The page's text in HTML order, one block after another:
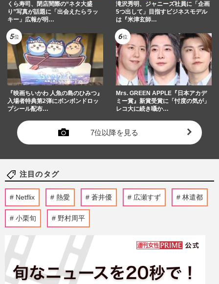
くら寿司、閉店間際の“ネタ大盛
り”写真が話題に「出会えたらラッ
キー」広報が明…
滝沢秀明、ジャニーズ社員に「企画
5つ出して」目指すビジネスモデル
は『米津玄師…
『映画ちいかわ 人魚の島のひみつ』
入場者特典第2弾にボンボンドロッ
プシール配布…
Mrs. GREEN APPLE『日本アカデ
ミー賞』新賞受賞に「忖度の気が」
レコ大に続き囁か…
7位以降を見る
注目のタグ
Netflix 熱愛 蒼井優 広瀬すず 林遣都
小栗旬 野村周平